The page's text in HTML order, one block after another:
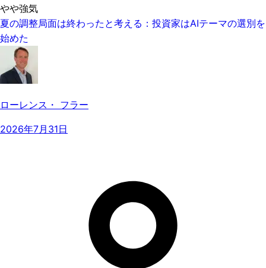
やや強気
夏の調整局面は終わったと考える：投資家はAIテーマの選別を
始めた
ローレンス・ フラー
2026年7月31日